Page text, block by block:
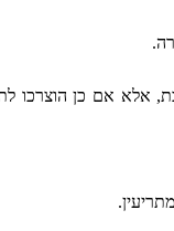
אלא אם כן הוצרכו